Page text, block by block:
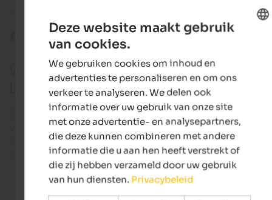
Sport
Ruïne kasteel Lichtenberg
Wandeling naar de ruïne van kasteel
Lichtenberg
Lichtenberg betovert. Omgeven door 14
van drieduizend meter is de burchtruïne een van de
indrukwekkendste en historisch waardevolste
bezienswaardigheden van Zuid-Tirol.
Deze website maakt gebruik
van cookies.
We gebruiken cookies om inhoud en
advertenties te personaliseren en om ons
verkeer te analyseren. We delen ook
informatie over uw gebruik van onze site
met onze advertentie- en analysepartners,
die deze kunnen combineren met andere
informatie die u aan hen heeft verstrekt of
die zij hebben verzameld door uw gebruik
van hun diensten. Privacybeleid